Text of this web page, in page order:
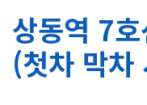
상동역 7
(첫차 막차